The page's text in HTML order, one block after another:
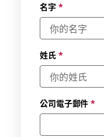
名字*
姓氏*
公司電子郵件 *